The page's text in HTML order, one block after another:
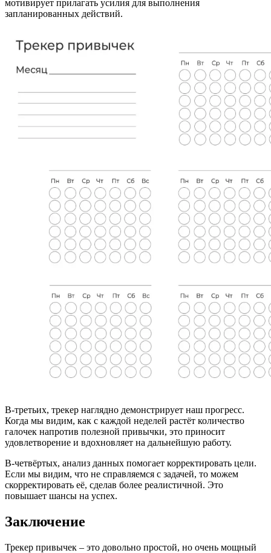
мотивирует прилагать усилия для выполнения
запланированных действий.
В-третьих, трекер наглядно демонстрирует наш прогресс.
Когда мы видим, как с каждой неделей растёт количество
галочек напротив полезной привычки, это приносит
удовлетворение и вдохновляет на дальнейшую работу.
В-четвёртых, анализ данных помогает корректировать цели.
Если мы видим, что не справляемся с задачей, то можем
скорректировать её, сделав более реалистичной. Это
повышает шансы на успех.
Заключение
Трекер привычек – это довольно простой, но очень мощный